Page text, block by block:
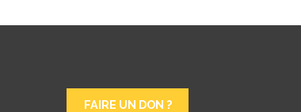
FAIRE UN DON ?